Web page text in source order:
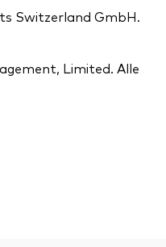
Switzerland GmbH.
Limited. Alle